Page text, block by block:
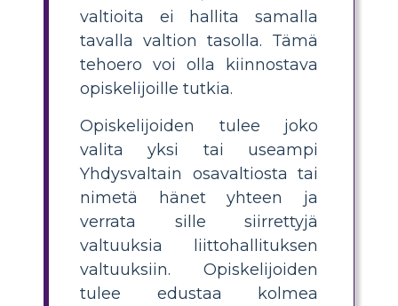
valtioita ei hallita samalla
tavalla valtion tasolla. Tämä
tehoero voi olla kiinnostava
opiskelijoille tutkia.
Opiskelijoiden tulee joko
valita yksi tai useampi
Yhdysvaltain osavaltiosta tai
nimetä hänet yhteen ja
verrata sille siirrettyjä
valtuuksia liittohallituksen
valtuuksiin. Opiskelijoiden
tulee edustaa kolmea